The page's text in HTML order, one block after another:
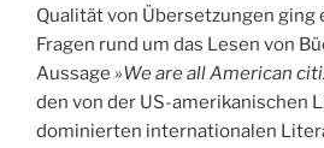
Qualität von Übersetzungen ging
Fragen rund um das Lesen von
Aussage »We are all American
den von der US-amerikanischen
dominierten internationalen